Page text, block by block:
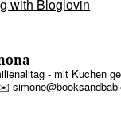
with Bloglovin
- mit Kuchen